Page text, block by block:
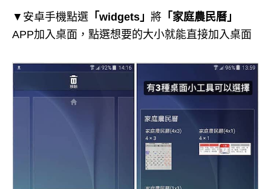
▼安卓手機點選 「widgets」 將 「家庭農民曆」
APP加入桌面，點選想要的大小就能直接加入桌面